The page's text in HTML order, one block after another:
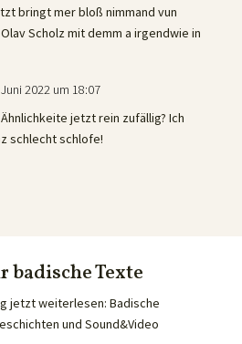
bringt mer bloß nimmand vun
Scholz mit demm a irgendwie in
2022 um 18:07
jetzt rein zufällig? Ich
schlecht schlofe!
badische Texte
jetzt weiterlesen: Badische
und Sound&Video